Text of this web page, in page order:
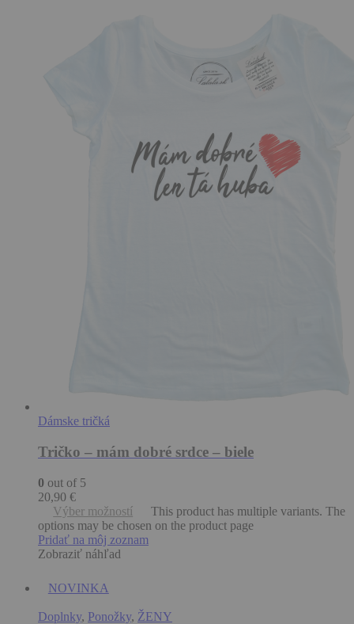
Dámske tričká
Tričko – mám dobré srdce – biele
0 out of 5
20,90 €
Výber možností
This product has multiple variants. The
options may be chosen on the product page
Pridať na môj zoznam
Zobraziť náhľad
NOVINKA
Doplnky, Ponožky, ŽENY